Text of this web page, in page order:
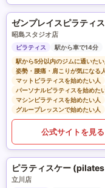
ゼンプレイスピラティ
昭島スタジオ店
ピラティス
駅から車で14分
駅から5分以内のジムに通いたい
姿勢・腰痛・肩こりが気になる
マットピラティスを始めたい人
パーソナルピラティスを始めた
マシンピラティスを始めたい人
グループレッスンで始めたい人
公式サイトを見る
ピラティスケー
立川店